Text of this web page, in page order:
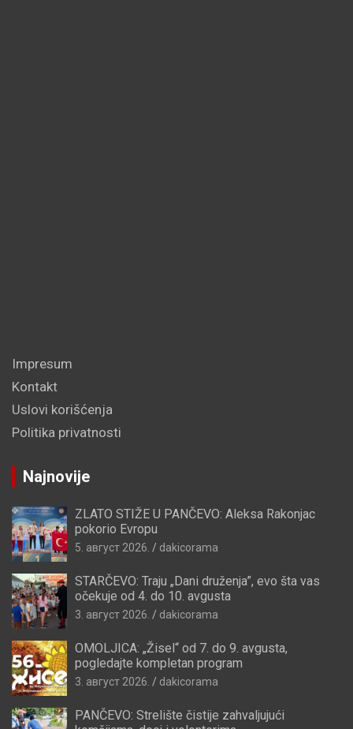
Impresum
Kontakt
Uslovi korišćenja
Politika privatnosti
Najnovije
ZLATO STIŽE U PANČEVO: Aleksa Rakonjac
pokorio Evropu
5. август 2026. dakicorama
STARČEVO: Traju „Dani druženja”, evo šta vas
očekuje od 4. do 10. avgusta
3. август 2026. dakicorama
OMOLJICA: „Žisel“ od 7. do 9. avgusta,
pogledajte kompletan program
3. август 2026. dakicorama
PANČEVO: Strelište čistije zahvaljujući